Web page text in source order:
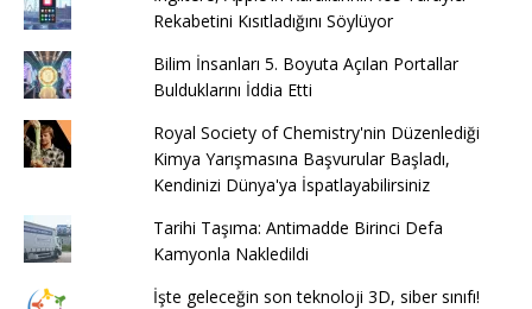
Rekabetini Kısıtladığını Söylüyor
Bilim İnsanları 5. Boyuta Açılan Portallar
Bulduklarını İddia Etti
Royal Society of Chemistry'nin Düzenlediği
Kimya Yarışmasına Başvurular Başladı,
Kendinizi Dünya'ya İspatlayabilirsiniz
Tarihi Taşıma: Antimadde Birinci Defa
Kamyonla Nakledildi
İşte geleceğin son teknoloji 3D, siber sınıfı!